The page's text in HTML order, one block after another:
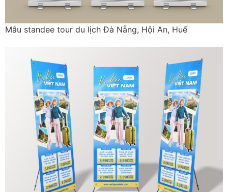
Mẫu standee tour du lịch Đà Nẵng, Hội An, Huế